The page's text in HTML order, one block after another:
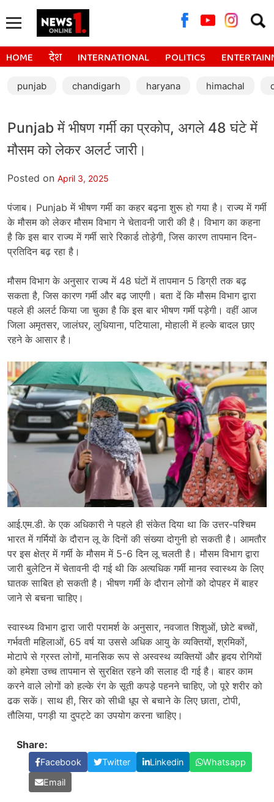
for:
HOME देश INTERNATIONAL POLITICS
punjab chandigarh haryana himachal
Punjab में भीषण गर्मी का प्रकोप, अगले 48 घंटे में
मौसम को लेकर अलर्ट जारी।
Posted on April 3, 2025
पंजाब। Punjab में भीषण गर्मी का कहर बढ़ना शुरू हो गया है। राज्य में गर्मी
के मौसम को लेकर मौसम विभाग ने चेतावनी जारी की है। विभाग का कहना
है कि इस बार राज्य में गर्मी सारे रिकार्ड तोड़ेगी, जिस कारण तापमान दिन-
प्रतिदिन बढ़ रहा है।
मौसम विभाग के अनुसार राज्य में 48 घंटों में तापमान 5 डिग्री तक बढ़
सकता है, जिस कारण गर्मी और बढ़ जाएगी। बता दें कि मौसम विभाग द्वारा
पहले ही अलर्ट किया जा चुका है कि इस बार भीषण गर्मी पड़ेगी। वहीं आज
जिला अमृतसर, जालंघर, लुधियाना, पटियाला, मोहाली में हल्के बादल छाए
रहने के आसार है।
आई.एम.डी. के एक अधिकारी ने पहले ही संकेत दिया था कि उत्तर-पश्चिम
भारत में गर्मियों के दौरान लू के दिनों की संख्या दोगुनी हो सकती है। आमतौर
पर इस क्षेत्र में गर्मी के मौसम में 5-6 दिन लू चलती है। मौसम विभाग द्वारा
जारी बुलेटिन में चेतावनी दी गई थी कि अत्यधिक गर्मी मानव स्वास्थ्य के लिए
घातक साबित हो सकती है। भीषण गर्मी के दौरान लोगों को दोपहर में बाहर
जाने से बचना चाहिए।
स्वास्थ्य विभाग द्वारा जारी परामर्श के अनुसार, नवजात शिशुओं, छोटे बच्चों,
गर्भवती महिलाओं, 65 वर्ष या उससे अधिक आयु के व्यक्तियों, श्रमिकों,
मोटापे से ग्रस्त लोगों, मानसिक रूप से अस्वस्थ व्यक्तियों और हृदय रोगियों
को हमेशा उच्च तापमान से सुरक्षित रहने की सलाह दी गई है। बाहर काम
करने वाले लोगों को हल्के रंग के सूती कपड़े पहनने चाहिए, जो पूरे शरीर को
ढक सकें। साथ ही, सिर को सीधी धूप से बचाने के लिए छाता, टोपी,
तौलिया, पगड़ी या दुपट्टे का उपयोग करना चाहिए।
Share:
Facebook Twitter Linkedin
Whatsapp
Email